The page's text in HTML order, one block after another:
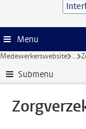
Menu
Medewerkerswebsite ...
Submenu